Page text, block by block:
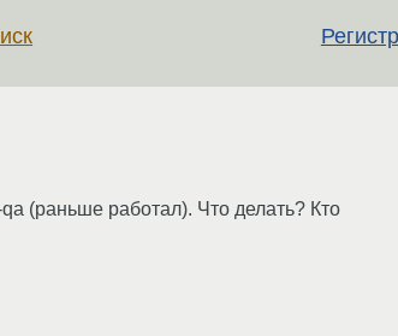
(раньше работал). Что делать? Кто